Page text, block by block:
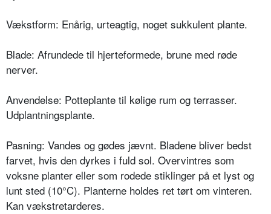
Vækstform: Enårig, urteagtig, noget sukkulent plante.
Blade: Afrundede til hjerteformede, brune med røde
nerver.
Anvendelse: Potteplante til kølige rum og terrasser.
Udplantningsplante.
Pasning: Vandes og gødes jævnt. Bladene bliver bedst
farvet, hvis den dyrkes i fuld sol. Overvintres som
voksne planter eller som rodede stiklinger på et lyst og
lunt sted (10°C). Planterne holdes ret tørt om vinteren.
Kan vækstretarderes.